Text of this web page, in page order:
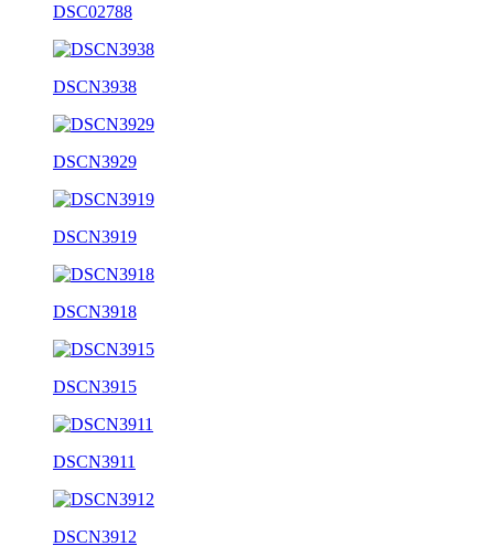
DSC02788
DSCN3938
DSCN3929
DSCN3919
DSCN3918
DSCN3915
DSCN3911
DSCN3912